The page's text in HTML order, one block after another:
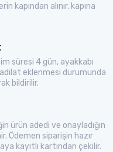
kapından alınır, kapına
süresi 4 gün, ayakkabı
eklenmesi durumunda
bildirilir.
ürün adedi ve onayladığın
Ödemen siparişin hazır
kayıtlı kartından çekilir.